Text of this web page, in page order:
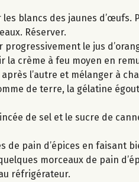
blancs des jaunes d’œufs.
Réserver.
le jus
la crème à feu moyen en
l’autre et mélanger à
de terre, la gélatine
de sel et le sucre de
de pain d’épices en faisant
morceaux de pain
réfrigérateur.